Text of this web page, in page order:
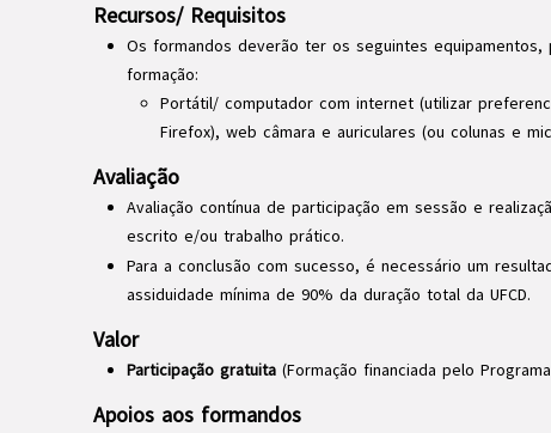
Recursos/ Requisitos
Os formandos deverão ter os seguintes equipamentos,
formação:
Portátil/ computador com internet (utilizar
Firefox), web câmara e auriculares (ou colunas e
Avaliação
Avaliação contínua de participação em sessão e
escrito e/ou trabalho prático.
Para a conclusão com sucesso, é necessário um
assiduidade mínima de 90% da duração total da UFCD.
Valor
Participação gratuita(Formação financiada pelo Programa
Apoios aos formandos